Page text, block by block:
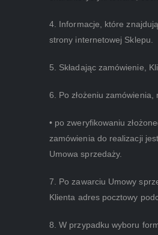
4. Informacje, które
strony internetowej Sklepu.
5. Składając zamówienie,
6. Po złożeniu
• po zweryfikowaniu
zamówienia do realizacji
Umowa sprzedaży.
7. Po zawarciu Umowy
Klienta adres pocztowy
8. W przypadku wyboru